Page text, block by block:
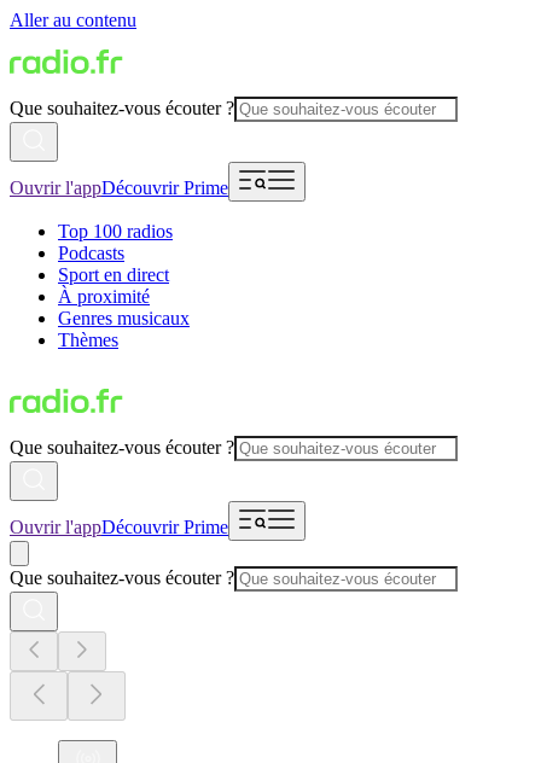
Aller au contenu
Que souhaitez-vous écouter ?
Ouvrir l'appDécouvrir Prime
Top 100 radios
Podcasts
Sport en direct
À proximité
Genres musicaux
Thèmes
Que souhaitez-vous écouter ?
Ouvrir l'appDécouvrir Prime
Que souhaitez-vous écouter ?